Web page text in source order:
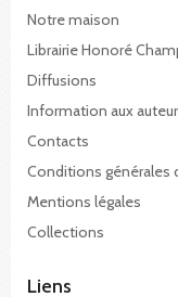
Notre maison
Librairie Honoré
Diffusions
Information aux
Contacts
Conditions générales
Mentions légales
Collections
Liens